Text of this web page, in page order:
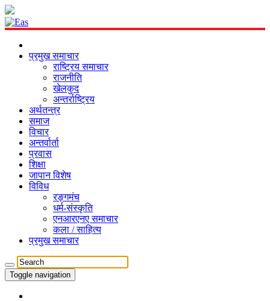
प्रमुख समाचार
राष्ट्रिय समाचार
राजनीति
खेलकुद
अन्तर्राष्ट्रिय
अर्थतन्त्र
समाज
विचार
अन्तर्वार्ता
प्रवास
शिक्षा
जापान विशेष
विविध
रङ्गमंच
धर्म-संस्कृति
एनआरएनए समाचार
कला / साहित्य
प्रमुख समाचार
Toggle navigation